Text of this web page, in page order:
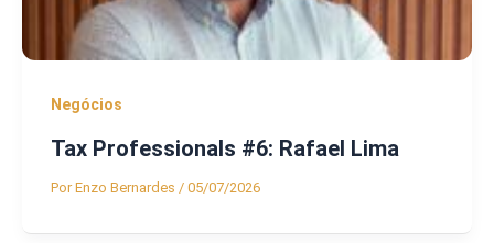
Negócios
Tax Professionals #6: Rafael Lima
PorEnzo Bernardes / 05/07/2026